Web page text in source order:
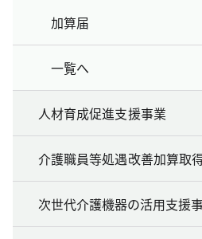
加算届
一覧へ
人材育成促進支援事業
介護職員等処遇改善加算取
次世代介護機器の活用支援